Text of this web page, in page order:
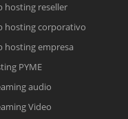
electrónico con el enlace a
online.
a la brevedad.
sus datos personales.
hosting reseller
hosting corporativo
hosting empresa
PYME
audio
Video